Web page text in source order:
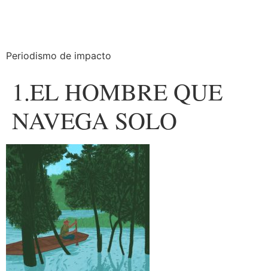
Periodismo de impacto
1.EL HOMBRE QUE
NAVEGA SOLO